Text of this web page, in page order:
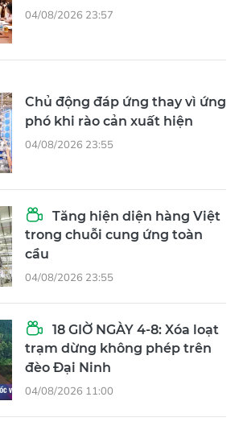
04/08/2026 23:57
Chủ động đáp ứng thay vì ứng
phó khi rào cản xuất hiện
04/08/2026 23:55
Tăng hiện diện hàng Việt
trong chuỗi cung ứng toàn
cầu
04/08/2026 23:55
18 GIỜ NGÀY 4-8: Xóa loạt
trạm dừng không phép trên
đèo Đại Ninh
04/08/2026 11:00